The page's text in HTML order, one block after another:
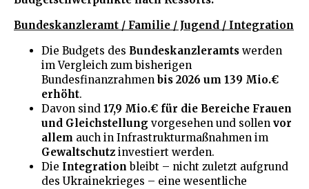
Bundeskanzleramt / Familie / Jugend / Integration
Die Budgets des Bundeskanzleramts werden
im Vergleich zum bisherigen
Bundesfinanzrahmen bis 2026 um 139 Mio.€
erhöht.
Davon sind 17,9 Mio.€ für die Bereiche Frauen
und Gleichstellung vorgesehen und sollen vor
allem auch in Infrastrukturmaßnahmen im
Gewaltschutz investiert werden.
Die Integration bleibt – nicht zuletzt aufgrund
des Ukrainekrieges – eine wesentliche